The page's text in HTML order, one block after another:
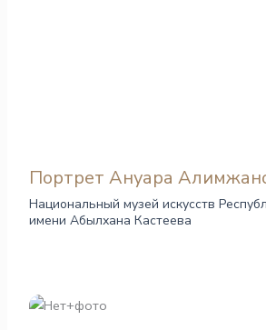
Портрет Ануара
Национальный музей искусств
имени Абылхана Кастеева